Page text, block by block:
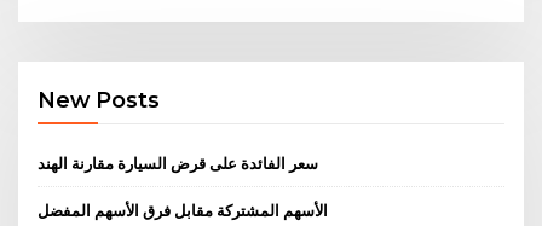
New Posts
سعر الفائدة على قرض السيارة مقارنة الهند
الأسهم المشتركة مقابل فرق الأسهم المفضل